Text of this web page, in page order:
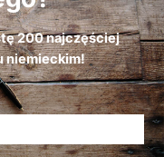
200 najczęściej
niemieckim!